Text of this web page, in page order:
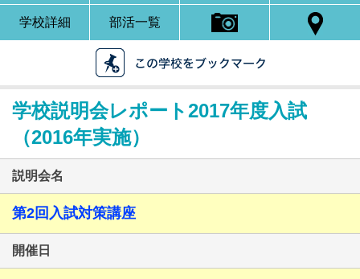
最近見た学校
利晶学園大阪立命館中学校
学校詳細 部活一覧
学校説明会レポート2017年度入試
（2016年実施）
説明会名
第2回入試対策講座
開催日